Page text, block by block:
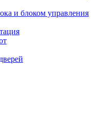
и блоком управления